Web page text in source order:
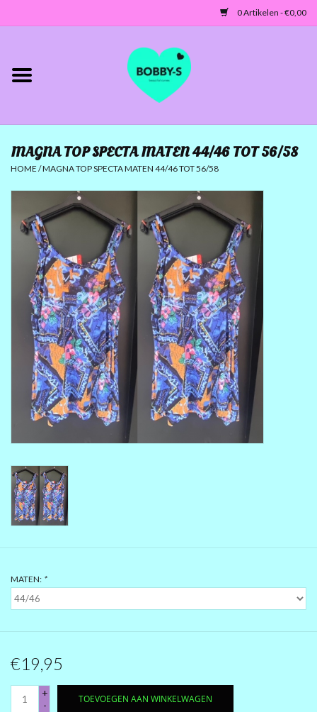
0 Artikelen - €0,00
Home
Tunieken/Tops
Truien-Vesten
Jurken-Broeken-Leggings
ACCESSOIRES
MATEN 42 TOT 46/48
MAAT 48-50
MAAT 50-52
MAAT 52-54
MAAT 56-58
SUMMERSALE / OUTLET
FEESTCOLLECTIE
GLAMOUR GLITTER BLING
PRÉ .....BLACK FRIDAY 2025
MAGNA KLEDING
MAGNA TOP SPECTA MATEN 44/46 TOT 56/58
HOME /MAGNA TOP SPECTA MATEN 44/46 TOT 56/58
MATEN: *
€19,95
+
-
TOEVOEGEN AAN WINKELWAGEN